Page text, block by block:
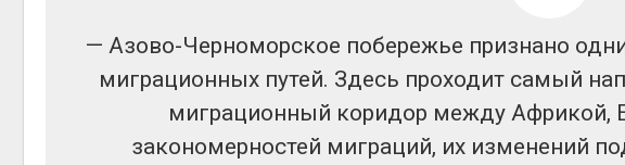
— Азово-Черноморское побережье признано
миграционных путей. Здесь проходит самый
миграционный коридор между Африкой,
закономерностей миграций, их изменений